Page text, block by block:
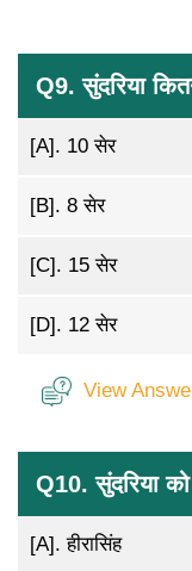
Q9. सुंदरिया
[A]. 10 सेर
[B]. 8 सेर
[C]. 15 सेर
[D]. 12 सेर
View
Q10. सुंदरिया
[A].हीरासिंह